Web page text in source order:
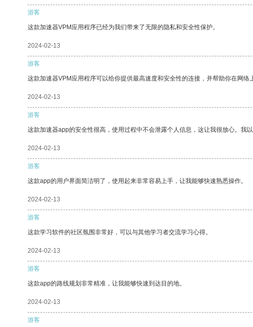
游客
这款加速器VPM应用程序已经为我们带来了无限的隐私和安全性保护。
2024-02-13
游客
这款加速器VPM应用程序可以给你提供最高速度和安全性的连接，并帮助你在网络
2024-02-13
游客
这款加速器app的安全性很高，使用过程中不会泄露个人信息，这让我很放心。我
2024-02-13
游客
这款app的用户界面简洁明了，使用起来非常容易上手，让我能够快速熟悉操作。
2024-02-13
游客
这款学习软件的社区氛围非常好，可以与其他学习者交流学习心得。
2024-02-13
游客
这款app的路线规划非常精准，让我能够快速到达目的地。
2024-02-13
游客